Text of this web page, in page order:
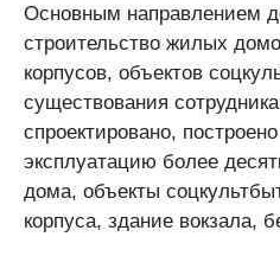
Основным направлением
строительство жилых
корпусов, объектов
существования
спроектировано,
эксплуатацию более
дома, объекты
корпуса, здание вокзала,